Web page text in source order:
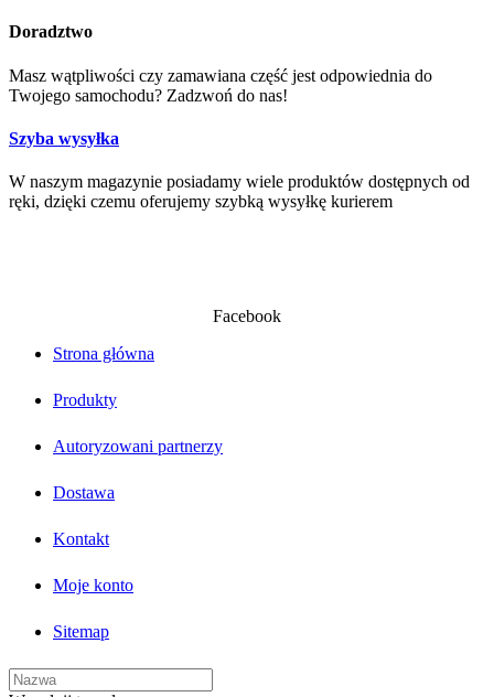
Doradztwo
Masz wątpliwości czy zamawiana część jest odpowiednia do
Twojego samochodu? Zadzwoń do nas!
Szyba wysyłka
W naszym magazynie posiadamy wiele produktów dostępnych od
ręki, dzięki czemu oferujemy szybką wysyłkę kurierem
Facebook
Strona główna
Produkty
Autoryzowani partnerzy
Dostawa
Kontakt
Moje konto
Sitemap